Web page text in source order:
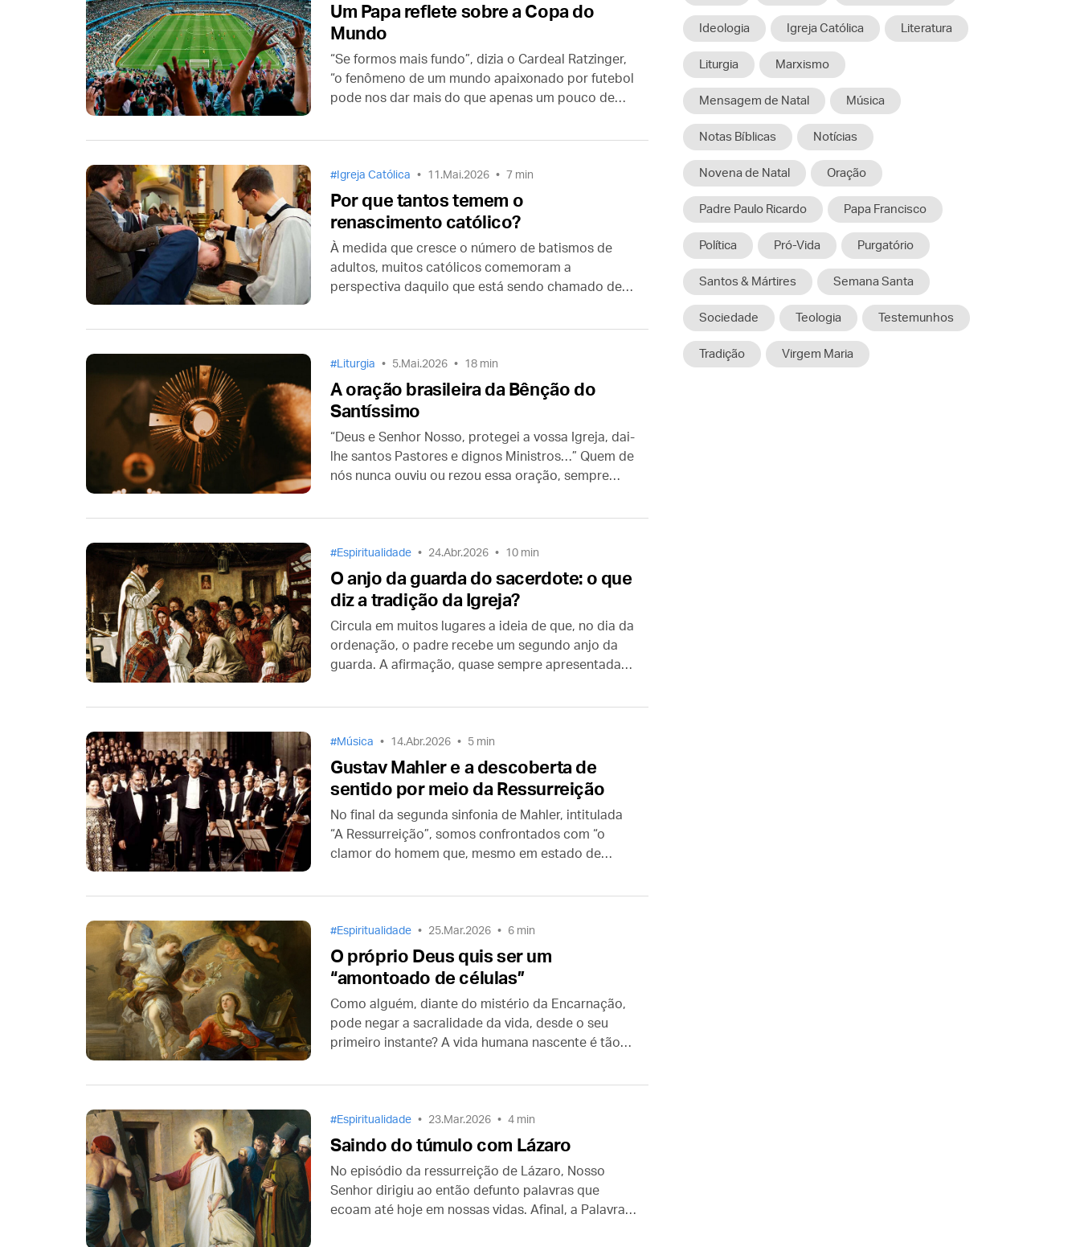
Um Papa reflete sobre a Copa do
Mundo
“Se formos mais fundo”, dizia o Cardeal Ratzinger,
“o fenômeno de um mundo apaixonado por futebol
pode nos dar mais do que apenas um pouco de
Igreja Católica 11.Mai.2026 7 min
Por que tantos temem o
renascimento católico?
À medida que cresce o número de batismos de
adultos, muitos católicos comemoram a
perspectiva daquilo que está sendo chamado de
Liturgia 5.Mai.2026 18 min
A oração brasileira da Bênção do
Santíssimo
“Deus e Senhor Nosso, protegei a vossa Igreja, dai-
lhe santos Pastores e dignos Ministros…” Quem de
nós nunca ouviu ou rezou essa oração, sempre
Espiritualidade 24.Abr.2026 10 min
O anjo da guarda do sacerdote: o que
diz a tradição da Igreja?
Circula em muitos lugares a ideia de que, no dia da
ordenação, o padre recebe um segundo anjo da
guarda. A afirmação, quase sempre apresentada
devocional?
Música 14.Abr.2026 5 min
Gustav Mahler e a descoberta de
sentido por meio da Ressurreição
No final da segunda sinfonia de Mahler, intitulada
“A Ressurreição”, somos confrontados com “o
clamor do homem que, mesmo em estado de
Espiritualidade 25.Mar.2026 6 min
O próprio Deus quis ser um
“amontoado de células”
Como alguém, diante do mistério da Encarnação,
pode negar a sacralidade da vida, desde o seu
primeiro instante? A vida humana nascente é tão
Espiritualidade 23.Mar.2026 4 min
Saindo do túmulo com Lázaro
No episódio da ressurreição de Lázaro, Nosso
Senhor dirigiu ao então defunto palavras que
ecoam até hoje em nossas vidas. Afinal, a Palavra
Ideologia Igreja Católica Literatura
Liturgia Marxismo
Mensagem de Natal Música
Notas Bíblicas Notícias
Novena de Natal Oração
Padre Paulo Ricardo Papa Francisco
Política Pró-Vida Purgatório
Santos & Mártires Semana Santa
Sociedade Teologia Testemunhos
Tradição Virgem Maria